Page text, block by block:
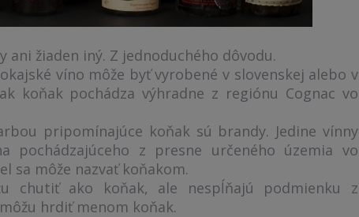
žiaden iný. Z jednoduchého dôvodu.
víno môže byť vyrobené v slovenskej alebo v
koňak pochádza výhradne z regiónu Cognac vo
pripomínajúce koňak sú brandy. Jedine vínny
pochádzajúceho z presne určeného územia vo
sa môže nazvať koňakom.
chutiť ako koňak, ale nespĺňajú podmienku z
hrdiť menom koňak.